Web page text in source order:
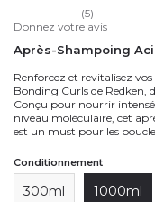
(5)
Donnez votre avis
Après-Shampoing
Renforcez et revitalisez
Bonding Curls de Redken,
Conçu pour nourrir
niveau moléculaire, cet
est un must pour les
Conditionnement
300ml 1000ml